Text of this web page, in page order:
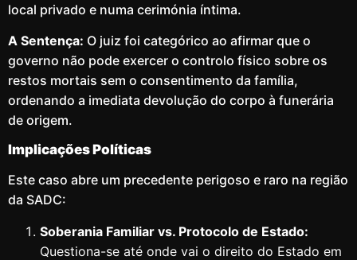
local privado e numa cerimónia íntima.
A Sentença: O juiz foi categórico ao afirmar que o
governo não pode exercer o controlo físico sobre os
restos mortais sem o consentimento da família,
ordenando a imediata devolução do corpo à funerária
de origem.
Implicações Políticas
Este caso abre um precedente perigoso e raro na região
da SADC:
Soberania Familiar vs. Protocolo de Estado:
Questiona-se até onde vai o direito do Estado em